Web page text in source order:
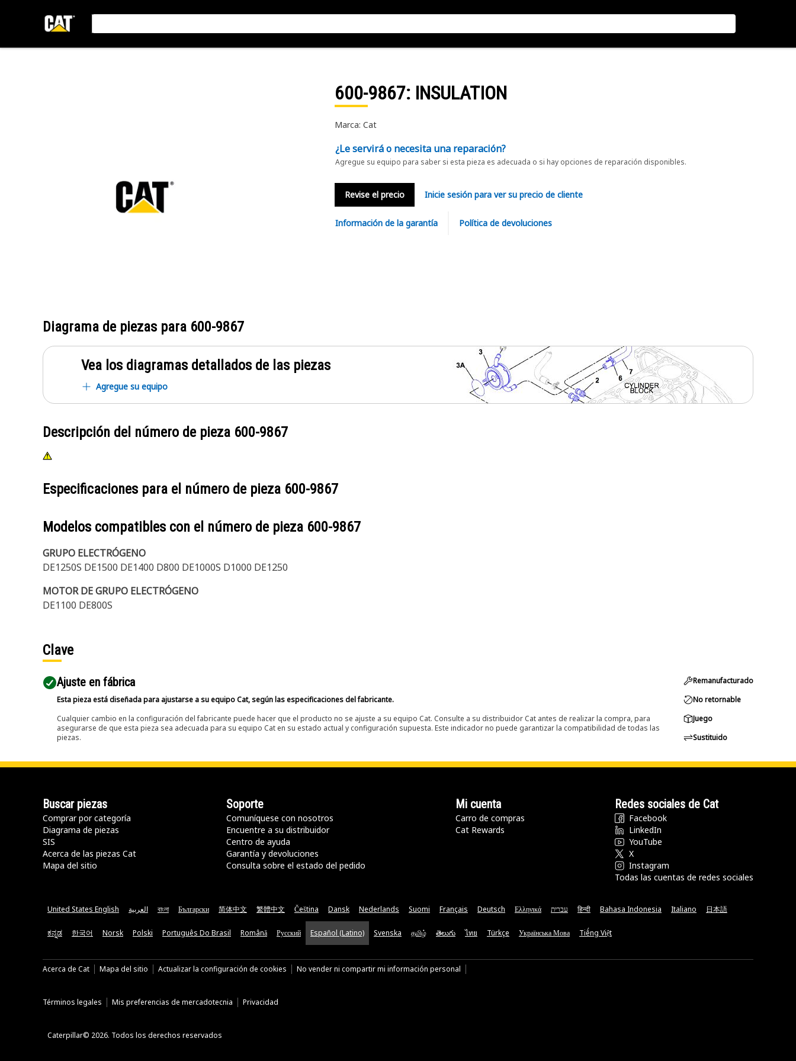
600-9867: INSULATION
Marca: Cat
¿Le servirá o necesita una reparación?
Agregue su equipo para saber si esta pieza es adecuada o si hay opciones de reparación disponibles.
Revise el precio Inicie sesión para ver su precio de cliente
Información de la garantía Política de devoluciones
Diagrama de piezas para 600-9867
Vea los diagramas detallados de las piezas
Agregue su equipo
Descripción del número de pieza 600-9867
Especificaciones para el número de pieza 600-9867
Modelos compatibles con el número de pieza 600-9867
GRUPO ELECTRÓGENO
DE1250S DE1500 DE1400 D800 DE1000S D1000 DE1250
MOTOR DE GRUPO ELECTRÓGENO
DE1100 DE800S
Clave
Ajuste en fábrica
Esta pieza está diseñada para ajustarse a su equipo Cat, según las especificaciones del fabricante.
Cualquier cambio en la configuración del fabricante puede hacer que el producto no se ajuste a su equipo Cat. Consulte a su distribuidor Cat antes de realizar la compra, para
asegurarse de que esta pieza sea adecuada para su equipo Cat en su estado actual y configuración supuesta. Este indicador no puede garantizar la compatibilidad de todas las
piezas.
Remanufacturado
No retornable
Juego
Sustituido
Buscar piezas
Comprar por categoría
Diagrama de piezas
SIS
Acerca de las piezas Cat
Mapa del sitio
Soporte
Comuníquese con nosotros
Encuentre a su distribuidor
Centro de ayuda
Garantía y devoluciones
Consulta sobre el estado del pedido
Mi cuenta
Carro de compras
Cat Rewards
Redes sociales de Cat
Facebook
LinkedIn
YouTube
X
Instagram
Todas las cuentas de redes sociales
United States English العربية বাংলা Български 简体中文 繁體中文 Čeština Dansk Nederlands Suomi Français Deutsch Ελληνικά עברית हिन्दी Bahasa Indonesia Italiano 日本語
ಕನ್ನಡ 한국어 Norsk Polski Português Do Brasil Română Русский Español (Latino) Svenska தமிழ் తెలుగు ไทย Türkçe Українська Мова Tiếng Việt
Acerca de Cat Mapa del sitio Actualizar la configuración de cookies No vender ni compartir mi información personal
Términos legales Mis preferencias de mercadotecnia Privacidad
Caterpillar© 2026. Todos los derechos reservados